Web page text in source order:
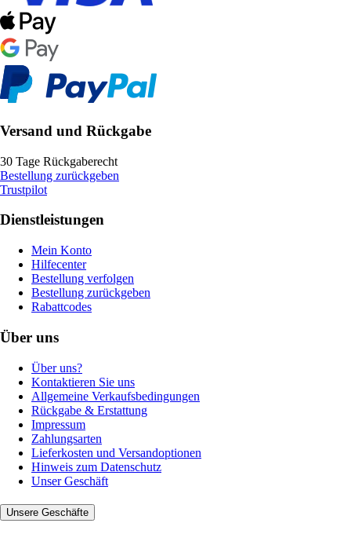
Versand und Rückgabe
30 Tage Rückgaberecht
Bestellung zurückgeben
Trustpilot
Dienstleistungen
Mein Konto
Hilfecenter
Bestellung verfolgen
Bestellung zurückgeben
Rabattcodes
Über uns
Über uns?
Kontaktieren Sie uns
Allgemeine Verkaufsbedingungen
Rückgabe & Erstattung
Impressum
Zahlungsarten
Lieferkosten und Versandoptionen
Hinweis zum Datenschutz
Unser Geschäft
Unsere Geschäfte